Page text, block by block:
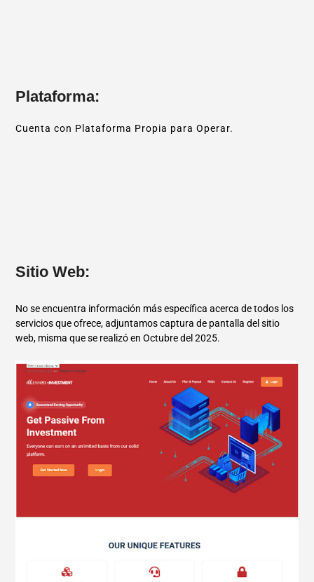
Plataforma:
Cuenta con Plataforma Propia para Operar.
Sitio Web:
No se encuentra información más específica acerca de todos los
servicios que ofrece, adjuntamos captura de pantalla del sitio
web, misma que se realizó en Octubre del 2025.